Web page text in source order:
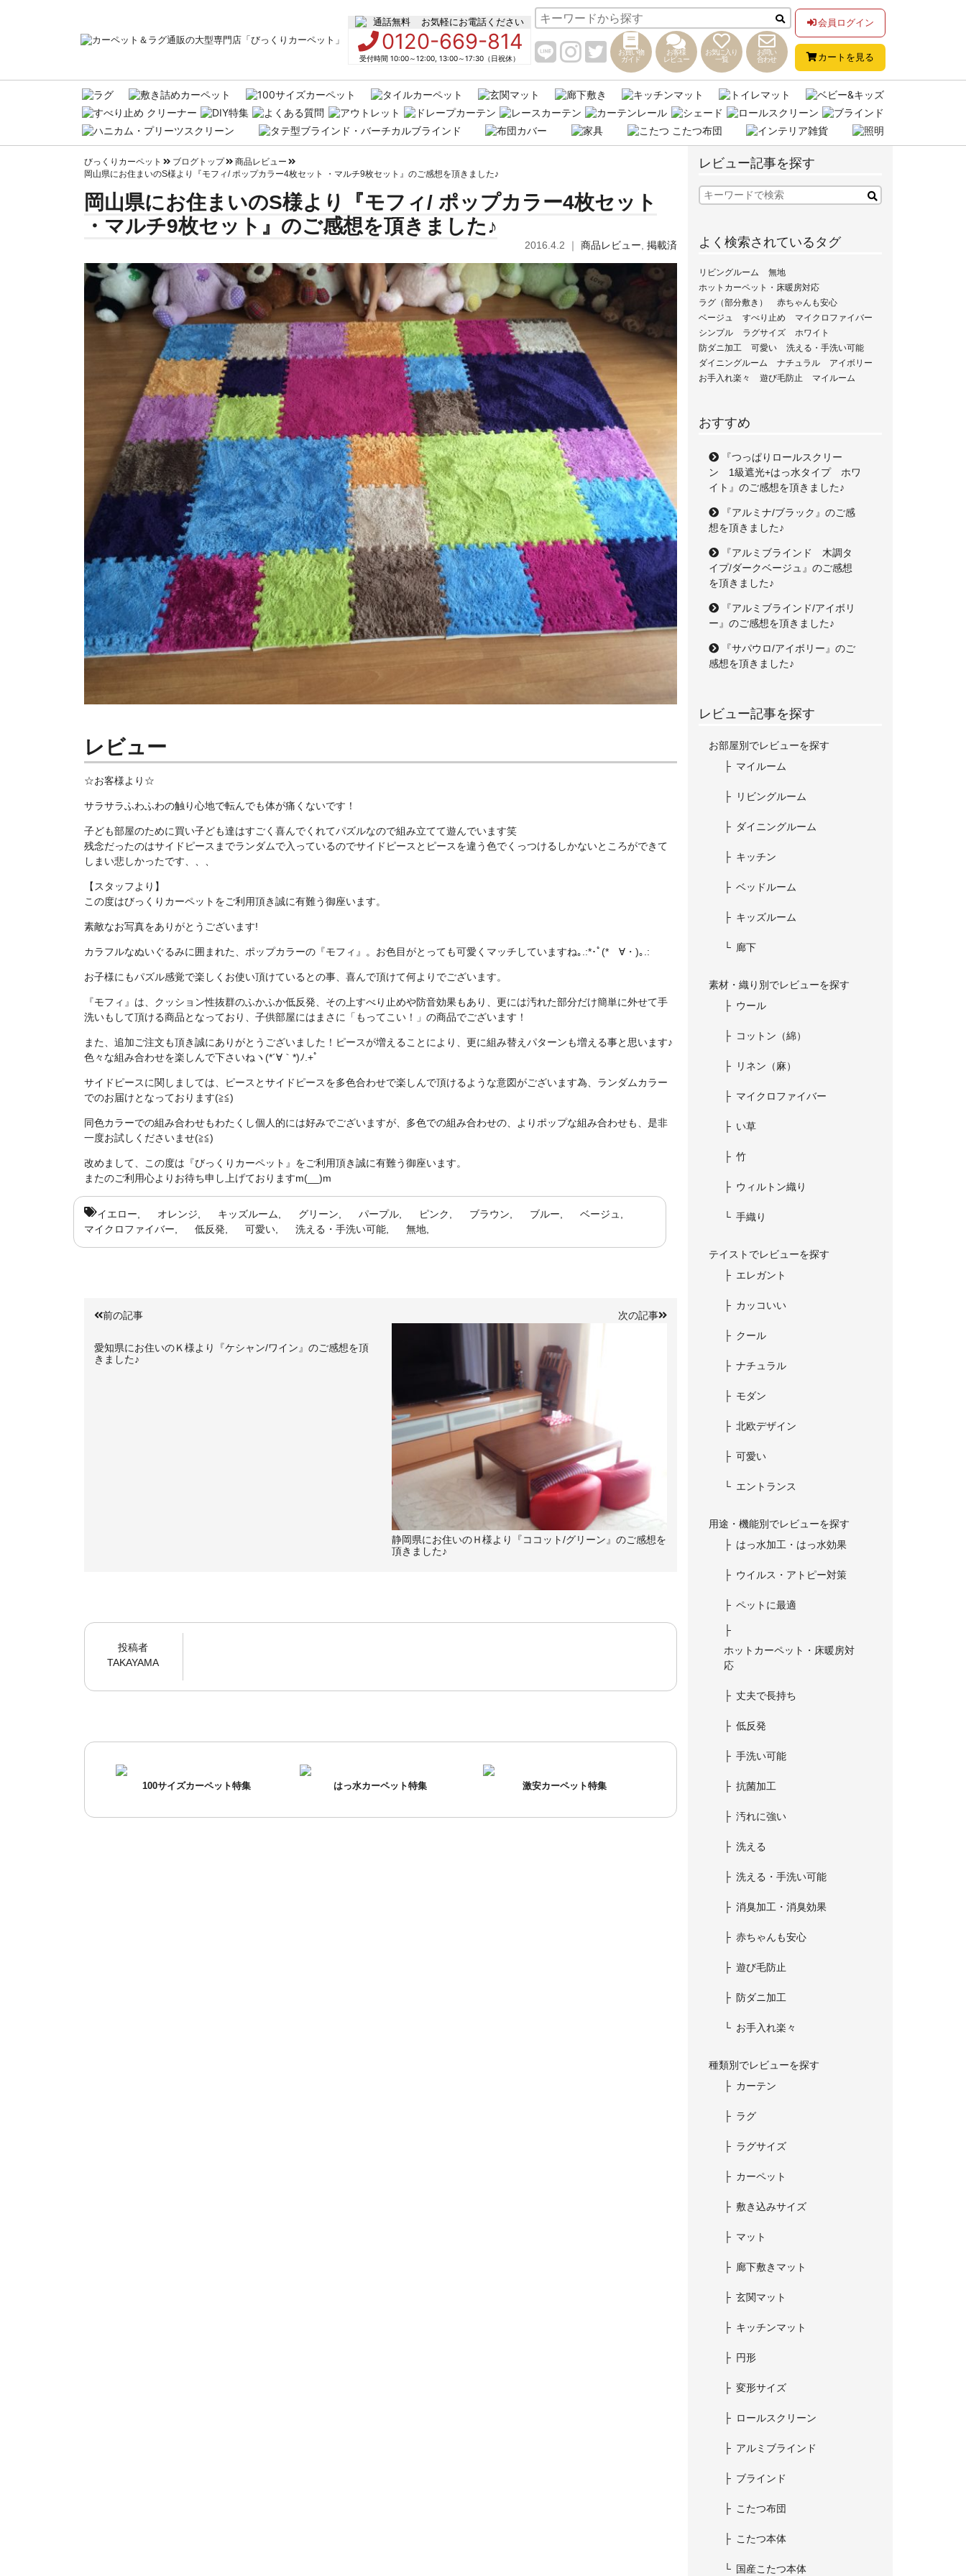
お気軽にお電話ください
0120-669-814
受付時間 10:00～12:00, 13:00～17:30（日祝休）
お買い物
ガイド
お客様
レビュー
お気に入り
一覧
お問い
合わせ
会員ログイン
カートを見る
びっくりカーペット ブログトップ
商品レビュー
岡山県にお住まいのS様より『モフィ/ ポップカラー4枚セット ・マルチ9枚セット』のご感想を頂きました♪
岡山県にお住まいのS様より『モフィ/ ポップカラー4枚セット
・マルチ9枚セット』のご感想を頂きました♪
2016.4.2 ｜ 商品レビュー 掲載済
レビュー
☆お客様より☆
サラサラふわふわの触り心地で転んでも体が痛くないです！
子ども部屋のために買い子ども達はすごく喜んでくれてパズルなので組み立てて遊んでいます笑
残念だったのはサイドピースまでランダムで入っているのでサイドピースとピースを違う色でくっつけるしかないところができて
しまい悲しかったです、、、
【スタッフより】
この度はびっくりカーペットをご利用頂き誠に有難う御座います。
素敵なお写真をありがとうございます!
カラフルなぬいぐるみに囲まれた、ポップカラーの『モフィ』。お色目がとっても可愛くマッチしていますね｡.:*･ﾟ(*ゝ∀・)｡.:
お子様にもパズル感覚で楽しくお使い頂けているとの事、喜んで頂けて何よりでございます。
『モフィ』は、クッション性抜群のふかふか低反発、その上すべり止めや防音効果もあり、更には汚れた部分だけ簡単に外せて手
洗いもして頂ける商品となっており、子供部屋にはまさに「もってこい！」の商品でございます！
また、追加ご注文も頂き誠にありがとうございました！ピースが増えることにより、更に組み替えパターンも増える事と思います♪
色々な組み合わせを楽しんで下さいねヽ(*´∀｀*)ﾉ.+ﾟ
サイドピースに関しましては、ピースとサイドピースを多色合わせで楽しんで頂けるような意図がございます為、ランダムカラー
でのお届けとなっております(≧≦)
同色カラーでの組み合わせもわたくし個人的には好みでございますが、多色での組み合わせの、よりポップな組み合わせも、是非
一度お試しくださいませ(≧≦)
改めまして、この度は『びっくりカーペット』をご利用頂き誠に有難う御座います。
またのご利用心よりお待ち申し上げておりますm(__)m
イエロー オレンジ キッズルーム グリーン パープル ピンク ブラウン ブルー
ベージュ
マイクロファイバー
低反発 可愛い 洗える・手洗い可能 無地
前の記事
愛知県にお住いのＫ様より『ケシャン/ワイン』のご感想を頂
きました♪
次の記事
静岡県にお住いのＨ様より『ココット/グリーン』のご感想を
頂きました♪
投稿者
TAKAYAMA
100サイズカーペット特集 はっ水カーペット特集 激安カーペット特集
レビュー記事を探す
よく検索されているタグ
リビングルーム
無地
ホットカーペット・床暖房対応
ラグ（部分敷き）
赤ちゃんも安心
ベージュ
すべり止め
マイクロファイバー
シンプル
ラグサイズ
ホワイト
防ダニ加工
可愛い
洗える・手洗い可能
ダイニングルーム
ナチュラル
アイボリー
お手入れ楽々
遊び毛防止 マイルーム
おすすめ
『つっぱりロールスクリー
ン 1級遮光+はっ水タイプ ホワ
イト』のご感想を頂きました♪
『アルミナ/ブラック』のご感
想を頂きました♪
『アルミブラインド 木調タ
イプ/ダークベージュ』のご感想
を頂きました♪
『アルミブラインド/アイボリ
ー』のご感想を頂きました♪
『サパウロ/アイボリー』のご
感想を頂きました♪
レビュー記事を探す
お部屋別でレビューを探す
マイルーム
リビングルーム
ダイニングルーム
キッチン
ベッドルーム
キッズルーム
廊下
素材・織り別でレビューを探す
ウール
コットン（綿）
リネン（麻）
マイクロファイバー
い草
竹
ウィルトン織り
手織り
テイストでレビューを探す
エレガント
カッコいい
クール
ナチュラル
モダン
北欧デザイン
可愛い
エントランス
用途・機能別でレビューを探す
はっ水加工・はっ水効果
ウイルス・アトピー対策
ペットに最適
ホットカーペット・床暖房対
応
丈夫で長持ち
低反発
手洗い可能
抗菌加工
汚れに強い
洗える
洗える・手洗い可能
消臭加工・消臭効果
赤ちゃんも安心
遊び毛防止
防ダニ加工
お手入れ楽々
種類別でレビューを探す
カーテン
ラグ
ラグサイズ
カーペット
敷き込みサイズ
マット
廊下敷きマット
玄関マット
キッチンマット
円形
変形サイズ
ロールスクリーン
アルミブラインド
ブラインド
こたつ布団
こたつ本体
国産こたつ本体